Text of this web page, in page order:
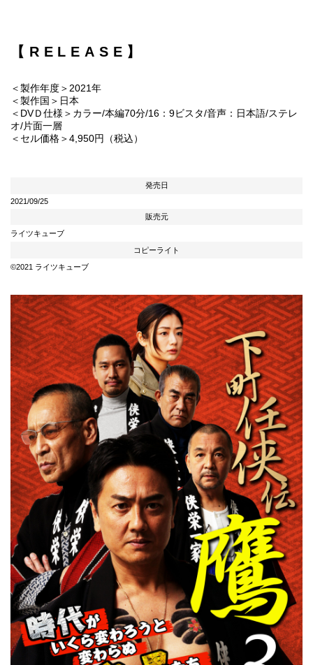
【RELEASE】
＜製作年度＞2021年
＜製作国＞日本
＜DVＤ仕様＞カラー/本編70分/16：9ビスタ/音声：日本語/ステレ
オ/片面一層
＜セル価格＞4,950円（税込）
発売日
2021/09/25
販売元
ライツキューブ
コピーライト
©2021 ライツキューブ